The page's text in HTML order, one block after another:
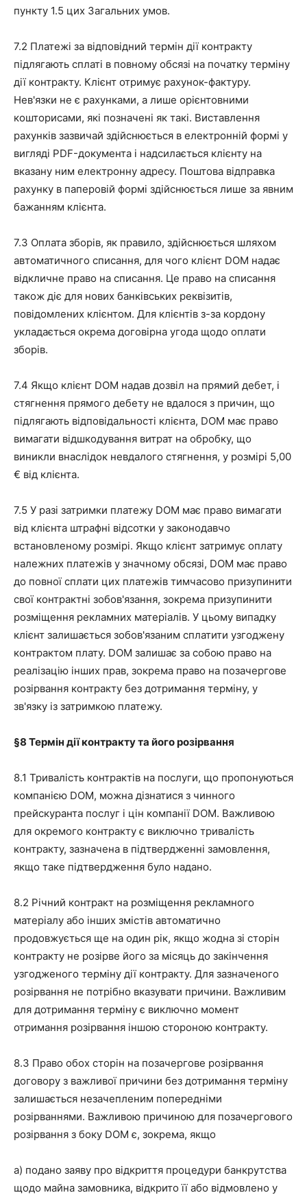
пункту 1.5 цих Загальних умов.
7.2 Платежі за відповідний термін дії контракту
підлягають сплаті в повному обсязі на початку терміну
дії контракту. Клієнт отримує рахунок-фактуру.
Нев'язки не є рахунками, а лише орієнтовними
кошторисами, які позначені як такі. Виставлення
рахунків зазвичай здійснюється в електронній формі у
вигляді PDF-документа і надсилається клієнту на
вказану ним електронну адресу. Поштова відправка
рахунку в паперовій формі здійснюється лише за явним
бажанням клієнта.
7.3 Оплата зборів, як правило, здійснюється шляхом
автоматичного списання, для чого клієнт DOM надає
відкличне право на списання. Це право на списання
також діє для нових банківських реквізитів,
повідомлених клієнтом. Для клієнтів з-за кордону
укладається окрема договірна угода щодо оплати
зборів.
7.4 Якщо клієнт DOM надав дозвіл на прямий дебет, і
стягнення прямого дебету не вдалося з причин, що
підлягають відповідальності клієнта, DOM має право
вимагати відшкодування витрат на обробку, що
виникли внаслідок невдалого стягнення, у розмірі 5,00
€ від клієнта.
7.5 У разі затримки платежу DOM має право вимагати
від клієнта штрафні відсотки у законодавчо
встановленому розмірі. Якщо клієнт затримує оплату
належних платежів у значному обсязі, DOM має право
до повної сплати цих платежів тимчасово призупинити
свої контрактні зобов'язання, зокрема призупинити
розміщення рекламних матеріалів. У цьому випадку
клієнт залишається зобов'язаним сплатити узгоджену
контрактом плату. DOM залишає за собою право на
реалізацію інших прав, зокрема право на позачергове
розірвання контракту без дотримання терміну, у
зв'язку із затримкою платежу.
§8 Термін дії контракту та його розірвання
8.1 Тривалість контрактів на послуги, що пропонуються
компанією DOM, можна дізнатися з чинного
прейскуранта послуг і цін компанії DOM. Важливою
для окремого контракту є виключно тривалість
контракту, зазначена в підтвердженні замовлення,
якщо таке підтвердження було надано.
8.2 Річний контракт на розміщення рекламного
матеріалу або інших змістів автоматично
продовжується ще на один рік, якщо жодна зі сторін
контракту не розірве його за місяць до закінчення
узгодженого терміну дії контракту. Для зазначеного
розірвання не потрібно вказувати причини. Важливим
для дотримання терміну є виключно момент
отримання розірвання іншою стороною контракту.
8.3 Право обох сторін на позачергове розірвання
договору з важливої причини без дотримання терміну
залишається незачепленим попередніми
розірваннями. Важливою причиною для позачергового
розірвання з боку DOM є, зокрема, якщо
a) подано заяву про відкриття процедури банкрутства
щодо майна замовника, відкрито її або відмовлено у